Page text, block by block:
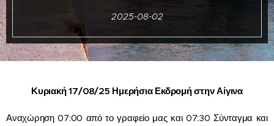
2025-08-02
Κυριακή 17/08/25 Ημερήσια Εκδρομή στην Αίγινα
Αναχώρηση 07:00 από το γραφείο μας και 07:30 Σύνταγμα και